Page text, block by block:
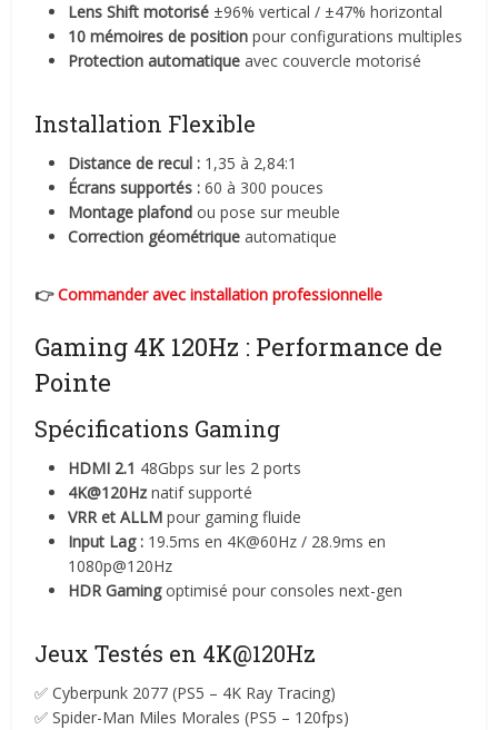
Lens Shift motorisé ±96% vertical / ±47% horizontal
10 mémoires de position pour configurations multiples
Protection automatique avec couvercle motorisé
Installation Flexible
Distance de recul : 1,35 à 2,84:1
Écrans supportés : 60 à 300 pouces
Montage plafond ou pose sur meuble
Correction géométrique automatique
👉Commander avec installation professionnelle
Gaming 4K 120Hz : Performance de
Pointe
Spécifications Gaming
HDMI 2.1 48Gbps sur les 2 ports
4K@120Hznatif supporté
VRR et ALLM pour gaming fluide
Input Lag : 19.5ms en 4K@60Hz / 28.9ms en
1080p@120Hz
HDR Gamingoptimisé pour consoles next-gen
Jeux Testés en 4K@120Hz
✅ Cyberpunk 2077 (PS5 – 4K Ray Tracing)
✅ Spider-Man Miles Morales (PS5 – 120fps)